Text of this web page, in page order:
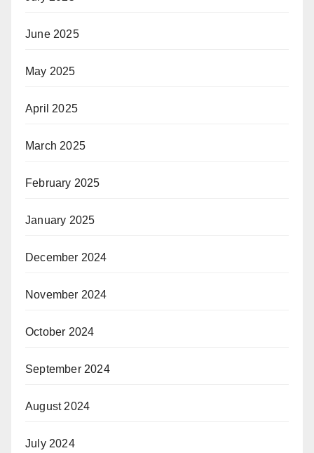
June 2025
May 2025
April 2025
March 2025
February 2025
January 2025
December 2024
November 2024
October 2024
September 2024
August 2024
July 2024